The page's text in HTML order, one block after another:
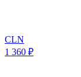
CLN
1 360 ₽